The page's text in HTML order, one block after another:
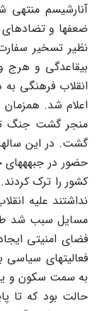
آنارشیسم
ضعفها و تضادهای
نظیر تسخیر
بی‏قاعدگی و هرج
انقلاب فرهنگی
اعلام شد. همزمان
منجر گشت جنگ
گشت. در این
حضور در جبهه‏های
کشور را ترک
نداشتند علیه
مسایل سبب شد طی
فضای امنیتی
فعالیتهای
به سمت سکون و
حالت بود که تا